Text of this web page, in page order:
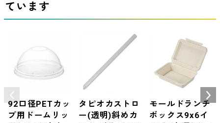
ています
92口径PETカッ
プ用ドームリッ
タピオカストロ
ー(透明)斜めカ
モールドランチ
ボックス9x6イ